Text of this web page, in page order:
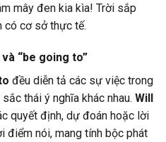
mây đen kia kìa! Trời sắp
có cơ sở thực tế.
“be going to”
đều diễn tả các sự việc trong
thái ý nghĩa khác nhau. Will
quyết định, dự đoán hoặc lời
điểm nói, mang tính bộc phát